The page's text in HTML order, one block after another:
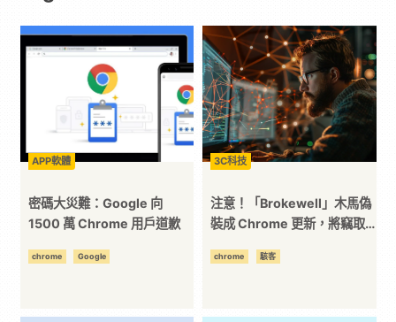
漫
二
元
｜
3C
科
APP軟體
密碼大災難：Google 向
1500 萬 Chrome 用戶道歉
chrome Google
3C科技
注意！「Brokewell」木馬偽
裝成 Chrome 更新，將竊取
chrome 駭客